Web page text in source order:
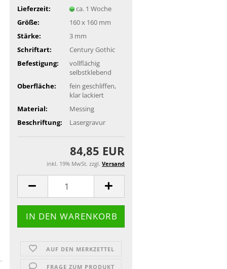
Lieferzeit:
ca. 1 Woche
Größe:
160 x 160 mm
Stärke:
3 mm
Schriftart:
Century Gothic
Befestigung:
vollflächig
selbstklebend
Oberfläche:
fein geschliffen,
klar lackiert
Material:
Messing
Beschriftung:
Lasergravur
84,85 EUR
inkl. 19% MwSt. zzgl. Versand
AUF DEN MERKZETTEL
FRAGE ZUM PRODUKT